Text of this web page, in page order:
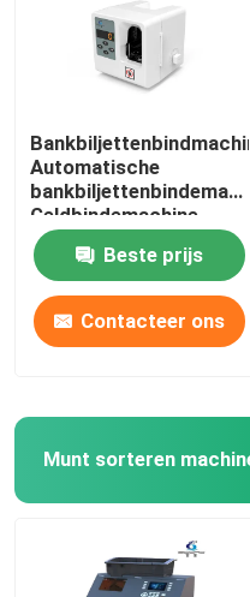
Fabriekstocht
Neem contact met ons
nieuws
Alle Gevallen
Vraag een offerte aan
Bankbiljetten sorteren
Bankbiljetten
Automatische
Geldbindemachine
Beste prijs
Contacteer ons
Munt sorteren